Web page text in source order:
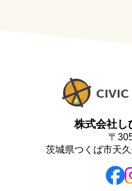
株式会社し
〒
茨城県つくば市天